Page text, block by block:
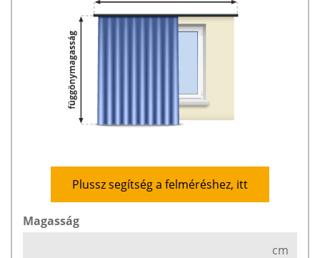
Plussz segítség a felméréshez, itt
Magasság
cm